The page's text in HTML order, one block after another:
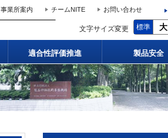
事業所案内 チームNITE お問い合わせ
文字サイズ変更 標準 大
適合性評価推進 製品安全